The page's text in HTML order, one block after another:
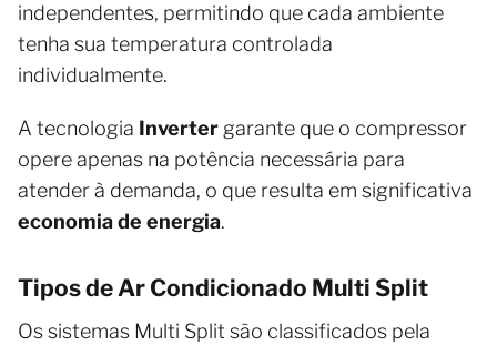
independentes, permitindo que cada ambiente
tenha sua temperatura controlada
individualmente.
A tecnologia Inverter garante que o compressor
opere apenas na potência necessária para
atender à demanda, o que resulta em significativa
economia de energia.
Tipos de Ar Condicionado Multi Split
Os sistemas Multi Split são classificados pela